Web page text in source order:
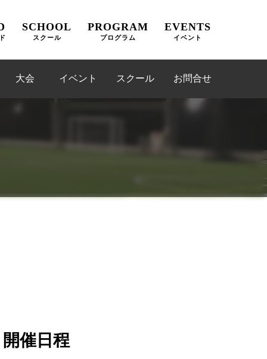
SCHOOL
スクール
PROGRAM
プログラム
EVENTS
イベント
大会 イベント スクール お問合せ
催日程